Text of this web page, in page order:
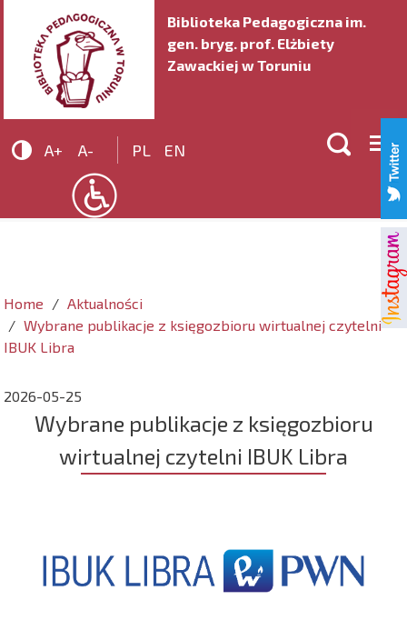
Biblioteka Pedagogiczna im.
gen. bryg. prof. Elżbiety
Zawackiej w Toruniu
 A+ A- PL EN 
Home
Aktualności
Wybrane publikacje z księgozbioru wirtualnej czytelni
IBUK Libra
2026-05-25
Wybrane publikacje z księgozbioru
wirtualnej czytelni IBUK Libra